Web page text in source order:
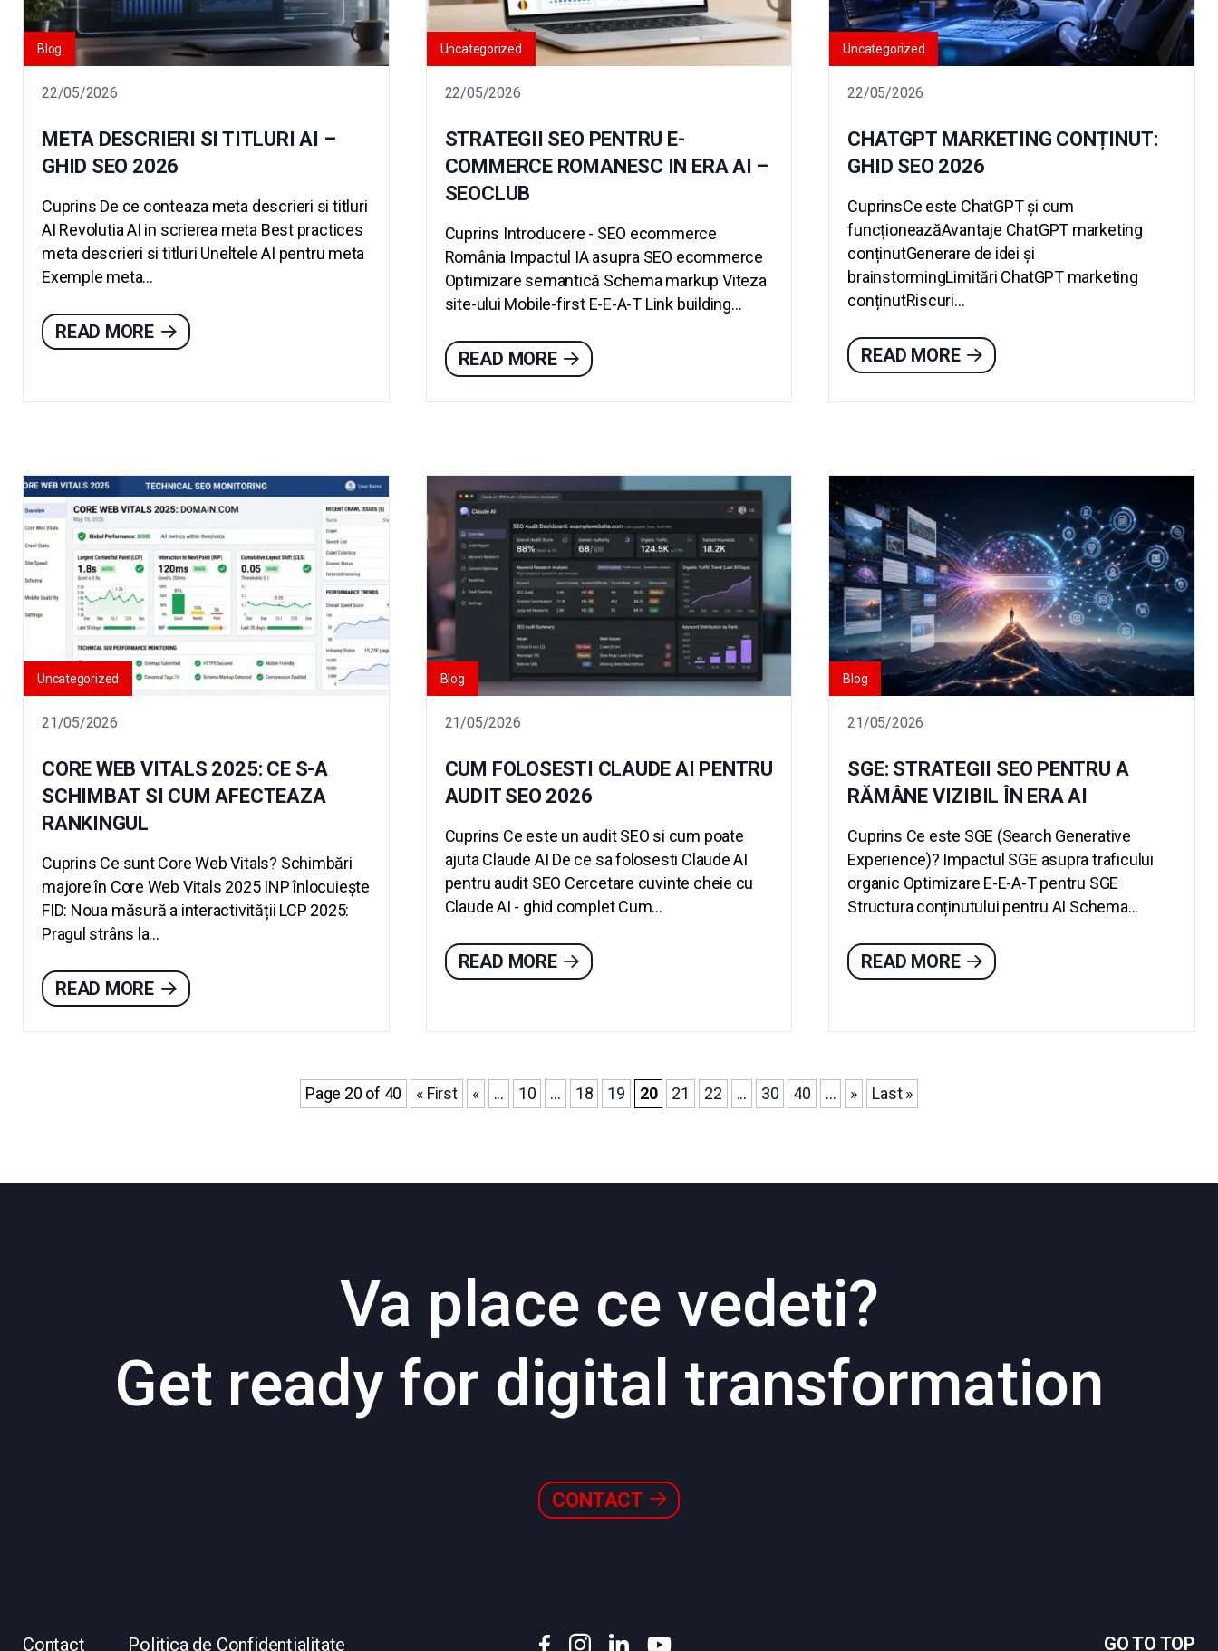
Blog
22/05/2026
META DESCRIERI SI TITLURI AI –
GHID SEO 2026
Cuprins De ce conteaza meta descrieri si titluri
AI Revolutia AI in scrierea meta Best practices
meta descrieri si titluri Uneltele AI pentru meta
Exemple meta...
READ MORE
Uncategorized
22/05/2026
STRATEGII SEO PENTRU E-
COMMERCE ROMANESC IN ERA AI –
SEOCLUB
Cuprins Introducere - SEO ecommerce
România Impactul IA asupra SEO ecommerce
Optimizare semantică Schema markup Viteza
site-ului Mobile-first E-E-A-T Link building...
READ MORE
Uncategorized
22/05/2026
CHATGPT MARKETING CONȚINUT:
GHID SEO 2026
CuprinsCe este ChatGPT și cum
funcționeazăAvantaje ChatGPT marketing
conținutGenerare de idei și
brainstormingLimitări ChatGPT marketing
conținutRiscuri...
READ MORE
Uncategorized
21/05/2026
CORE WEB VITALS 2025: CE S-A
SCHIMBAT SI CUM AFECTEAZA
RANKINGUL
Cuprins Ce sunt Core Web Vitals? Schimbări
majore în Core Web Vitals 2025 INP înlocuiește
FID: Noua măsură a interactivității LCP 2025:
Pragul strâns la...
READ MORE
Blog
21/05/2026
CUM FOLOSESTI CLAUDE AI PENTRU
AUDIT SEO 2026
Cuprins Ce este un audit SEO si cum poate
ajuta Claude AI De ce sa folosesti Claude AI
pentru audit SEO Cercetare cuvinte cheie cu
Claude AI - ghid complet Cum...
READ MORE
Blog
21/05/2026
SGE: STRATEGII SEO PENTRU A
RĂMÂNE VIZIBIL ÎN ERA AI
Cuprins Ce este SGE (Search Generative
Experience)? Impactul SGE asupra traficului
organic Optimizare E-E-A-T pentru SGE
Structura conținutului pentru AI Schema...
READ MORE
Page 20 of 40 « First « ... 10 ... 18 19 20 21 22 ... 30 40 ... » Last »
Va place ce vedeti?
Get ready for digital transformation
CONTACT
Contact Politica de Confidențialitate GO TO TOP